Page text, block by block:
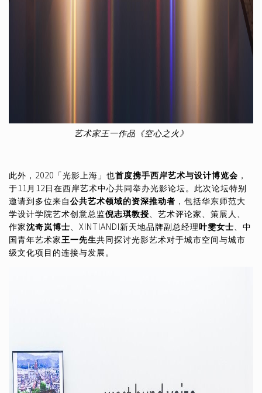
艺术家王一作品《空心之火》
此外，2020「光影上海」也首度携手西岸艺术与设计博览会 ，
于11月12日在西岸艺术中心共同举办光影论坛。此次论坛特别
邀请到多位来自公共艺术领域的资深推动者 ，包括华东师范大
学设计学院艺术创意总监倪志琪教授、艺术评论家、策展人、
作家沈奇岚博士、XINTIANDI新天地品牌副总经理叶雯女士、中
国青年艺术家王一先生共同探讨光影艺术对于城市空间与城市
级文化项目的连接与发展。